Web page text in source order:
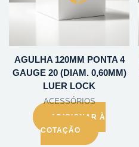
AGULHA 120MM PONTA 4
GAUGE 20 (DIAM. 0,60MM)
LUER LOCK
ACESSÓRIOS
ADICIONAR À
COTAÇÃO